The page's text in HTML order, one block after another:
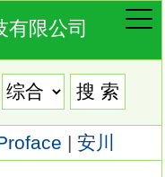
有限公司
| 安川